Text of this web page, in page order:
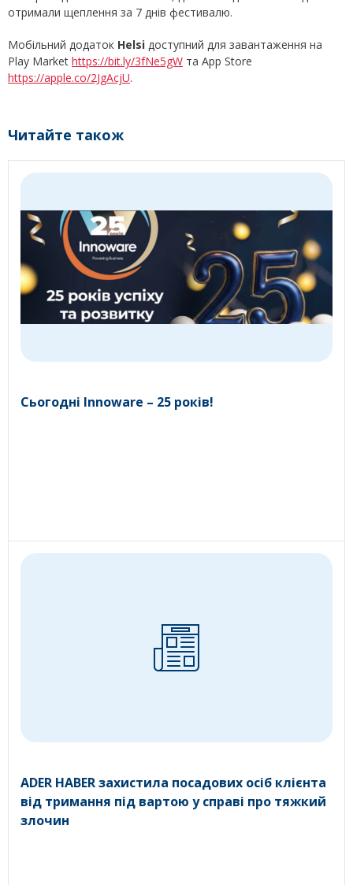
отримали щеплення за 7 днів фестивалю.
Мобільний додаток Helsi доступний для завантаження на
Play Market https://bit.ly/3fNe5gW та App Store
https://apple.co/2JgAcjU.
Читайте також
Сьогодні Innoware – 25 років!
ADER HABER захистила посадових осіб клієнта
від тримання під вартою у справі про тяжкий
злочин